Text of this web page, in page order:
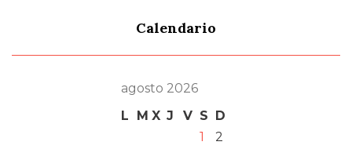
Calendario
agosto 2026
L
M X J V S D
1
2